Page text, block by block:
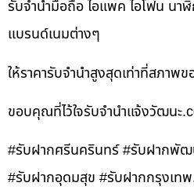
รับจำนำมือถือ ไอแพค ไอโฟน นา
แบรนด์เนมต่างๆ
ให้ราคารับจำนำสูงสุดเท่าที่สภาพ
ขอบคุณที่ไว้ใจรับจำนำแจ้งวัฒนะ
#รับฝากศรีนครินทร์ #รับฝากพัฒ
#รับฝากอุดมสุข #รับฝากกรุงเท